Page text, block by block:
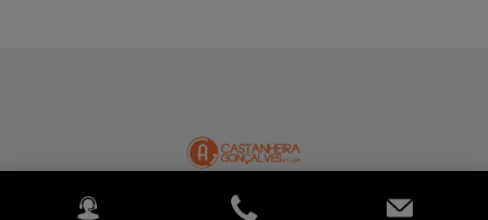
ANTONIO CASTANHEIRA GONÇALVES &